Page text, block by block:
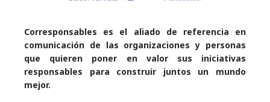
Corresponsables es el aliado de referencia en
comunicación de las organizaciones y personas
que quieren poner en valor sus iniciativas
responsables para construir juntos un mundo
mejor.